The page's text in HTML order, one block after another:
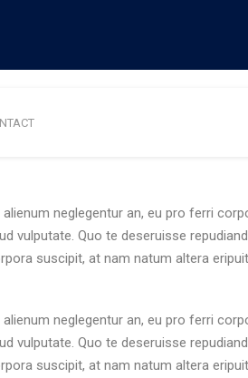
neglegentur an, eu pro ferri
vulputate. Quo te deseruisse
suscipit, at nam natum altera
neglegentur an, eu pro ferri
vulputate. Quo te deseruisse
suscipit, at nam natum altera